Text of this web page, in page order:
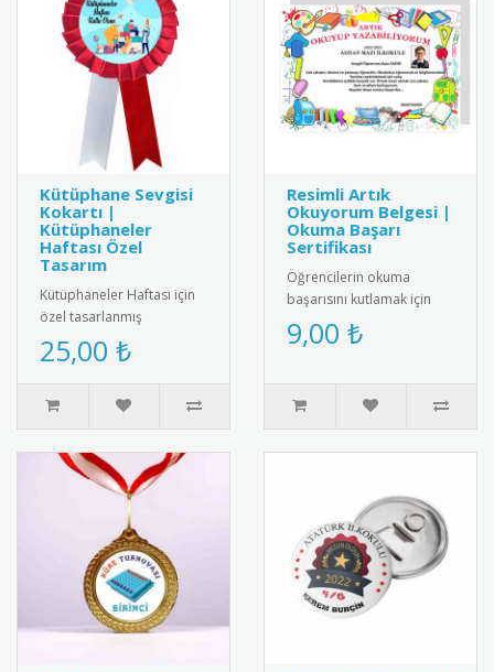
Kütüphane Sevgisi
Kokartı |
Kütüphaneler
Haftası Özel
Tasarım
Kütüphaneler Haftası için
özel tasarlanmış
"Kütüphane Sevgisi" yazılı
şık kokart. Öğrencilere,
öğret..
25,00 ₺
Resimli Artık
Okuyorum Belgesi |
Okuma Başarı
Sertifikası
Öğrencilerin okuma
başarısını kutlamak için
özel tasarlanmış resimli
"Artık Okuyorum" belgesi.
9,00 ₺